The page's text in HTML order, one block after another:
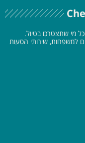
מי שתצטרכו בטיול.
למשפחות, שירותי הסעות